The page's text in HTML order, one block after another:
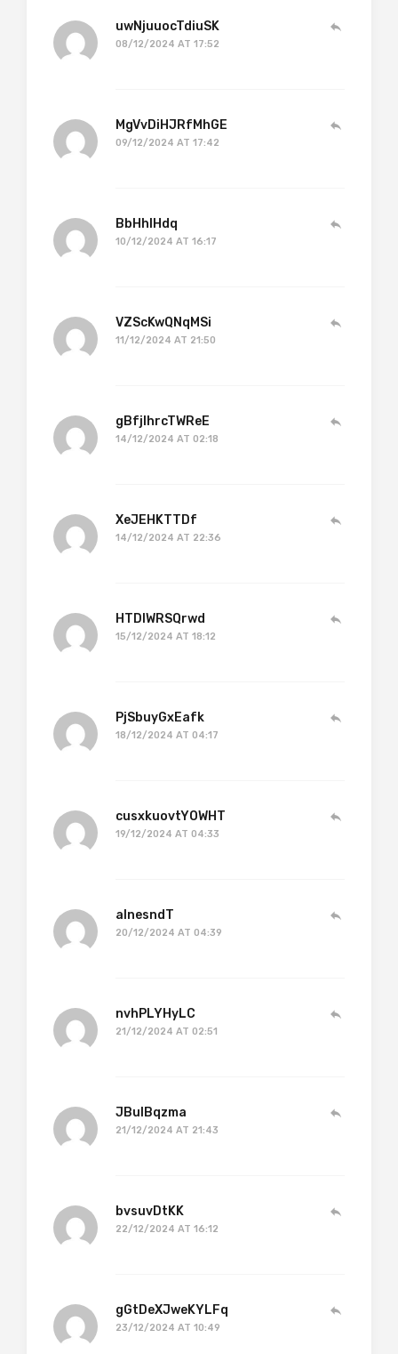
uwNjuuocTdiuSK
08/12/2024 AT 17:52
MgVvDiHJRfMhGE
09/12/2024 AT 17:42
BbHhIHdq
10/12/2024 AT 16:17
VZScKwQNqMSi
11/12/2024 AT 21:50
gBfjIhrcTWReE
14/12/2024 AT 02:18
XeJEHKTTDf
14/12/2024 AT 22:36
HTDIWRSQrwd
15/12/2024 AT 18:12
PjSbuyGxEafk
18/12/2024 AT 04:17
cusxkuovtYOWHT
19/12/2024 AT 04:33
aInesndT
20/12/2024 AT 04:39
nvhPLYHyLC
21/12/2024 AT 02:51
JBuIBqzma
21/12/2024 AT 21:43
bvsuvDtKK
22/12/2024 AT 16:12
gGtDeXJweKYLFq
23/12/2024 AT 10:49